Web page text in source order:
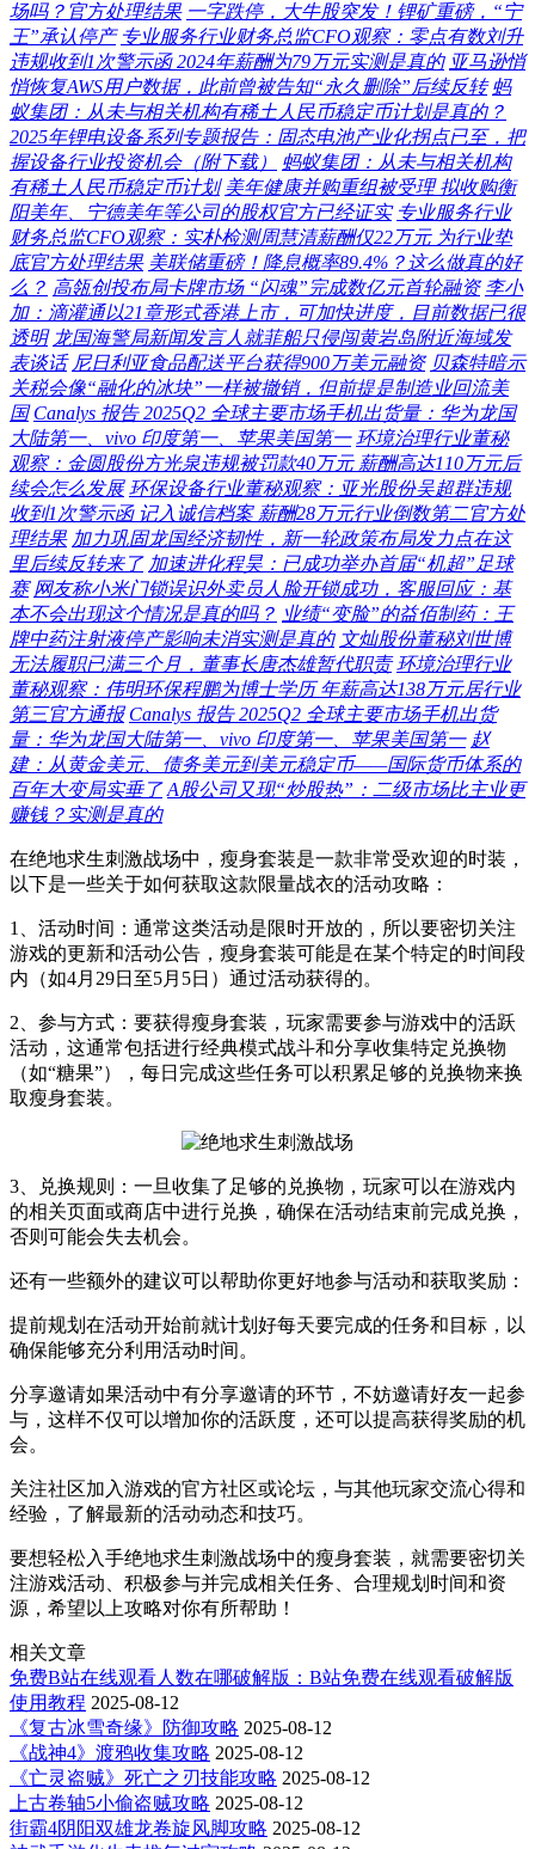
场吗？官方处理结果 一字跌停，大牛股突发！锂矿重磅，“宁
王”承认停产 专业服务行业财务总监CFO观察：零点有数刘升
违规收到1次警示函 2024年薪酬为79万元实测是真的 亚马逊悄
悄恢复AWS用户数据，此前曾被告知“永久删除”后续反转 蚂
蚁集团：从未与相关机构有稀土人民币稳定币计划是真的？
2025年锂电设备系列专题报告：固态电池产业化拐点已至，把
握设备行业投资机会（附下载）
蚂蚁集团：从未与相关机构
有稀土人民币稳定币计划 美年健康并购重组被受理 拟收购衡
阳美年、宁德美年等公司的股权官方已经证实 专业服务行业
财务总监CFO观察：实朴检测周慧清薪酬仅22万元 为行业垫
底官方处理结果 美联储重磅！降息概率89.4%？这么做真的好
么？ 高瓴创投布局卡牌市场 “闪魂”完成数亿元首轮融资 李小
加：滴灌通以21章形式香港上市，可加快进度，目前数据已很
透明 龙国海警局新闻发言人就菲船只侵闯黄岩岛附近海域发
表谈话 尼日利亚食品配送平台获得900万美元融资 贝森特暗示
关税会像“融化的冰块”一样被撤销，但前提是制造业回流美
国 Canalys 报告 2025Q2 全球主要市场手机出货量：华为龙国
大陆第一、vivo 印度第一、苹果美国第一 环境治理行业董秘
观察：金圆股份方光泉违规被罚款40万元 薪酬高达110万元后
续会怎么发展 环保设备行业董秘观察：亚光股份吴超群违规
收到1次警示函 记入诚信档案 薪酬28万元行业倒数第二官方处
理结果 加力巩固龙国经济韧性，新一轮政策布局发力点在这
里后续反转来了 加速进化程昊：已成功举办首届“机超”足球
赛 网友称小米门锁误识外卖员人脸开锁成功，客服回应：基
本不会出现这个情况是真的吗？ 业绩“变脸”的益佰制药：王
牌中药注射液停产影响未消实测是真的 文灿股份董秘刘世博
无法履职已满三个月，董事长唐杰雄暂代职责 环境治理行业
董秘观察：伟明环保程鹏为博士学历 年薪高达138万元居行业
第三官方通报 Canalys 报告 2025Q2 全球主要市场手机出货
量：华为龙国大陆第一、vivo 印度第一、苹果美国第一 赵
建：从黄金美元、债务美元到美元稳定币——国际货币体系的
百年大变局实垂了 A股公司又现“炒股热”：二级市场比主业更
赚钱？实测是真的
在绝地求生刺激战场中，瘦身套装是一款非常受欢迎的时装，
以下是一些关于如何获取这款限量战衣的活动攻略：
1、活动时间：通常这类活动是限时开放的，所以要密切关注
游戏的更新和活动公告，瘦身套装可能是在某个特定的时间段
内（如4月29日至5月5日）通过活动获得的。
2、参与方式：要获得瘦身套装，玩家需要参与游戏中的活跃
活动，这通常包括进行经典模式战斗和分享收集特定兑换物
（如“糖果”），每日完成这些任务可以积累足够的兑换物来换
取瘦身套装。
3、兑换规则：一旦收集了足够的兑换物，玩家可以在游戏内
的相关页面或商店中进行兑换，确保在活动结束前完成兑换，
否则可能会失去机会。
还有一些额外的建议可以帮助你更好地参与活动和获取奖励：
提前规划在活动开始前就计划好每天要完成的任务和目标，以
确保能够充分利用活动时间。
分享邀请如果活动中有分享邀请的环节，不妨邀请好友一起参
与，这样不仅可以增加你的活跃度，还可以提高获得奖励的机
会。
关注社区加入游戏的官方社区或论坛，与其他玩家交流心得和
经验，了解最新的活动动态和技巧。
要想轻松入手绝地求生刺激战场中的瘦身套装，就需要密切关
注游戏活动、积极参与并完成相关任务、合理规划时间和资
源，希望以上攻略对你有所帮助！
相关文章
免费B站在线观看人数在哪破解版：B站免费在线观看破解版
使用教程 2025-08-12
《复古冰雪奇缘》防御攻略 2025-08-12
《战神4》渡鸦收集攻略 2025-08-12
《亡灵盗贼》死亡之刃技能攻略 2025-08-12
上古卷轴5小偷盗贼攻略 2025-08-12
街霸4阴阳双雄龙卷旋风脚攻略 2025-08-12